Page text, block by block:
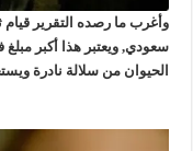
سعودي, ويعتبر هذا أكبر مبلغ
الحيوان من سلالة نادرة